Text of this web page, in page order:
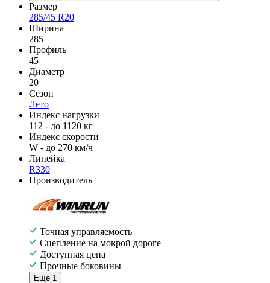
Размер
285/45 R20
Ширина
285
Профиль
45
Диаметр
20
Сезон
Лето
Индекс нагрузки
112 - до 1120 кг
Индекс скорости
W - до 270 км/ч
Линейка
R330
Производитель
Точная управляемость
Сцепление на мокрой дороге
Доступная цена
Прочные боковины
Еще 1